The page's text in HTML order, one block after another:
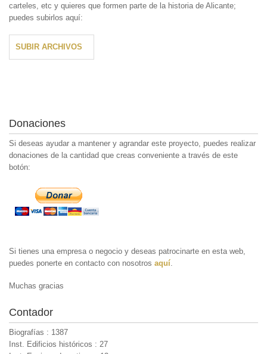
carteles, etc y quieres que formen parte de la historia de Alicante;
puedes subirlos aquí:
SUBIR ARCHIVOS
Donaciones
Si deseas ayudar a mantener y agrandar este proyecto, puedes realizar
donaciones de la cantidad que creas conveniente a través de este
botón:
Si tienes una empresa o negocio y deseas patrocinarte en esta web,
puedes ponerte en contacto con nosotros aquí
Muchas gracias
Contador
Biografías : 1387
Inst. Edificios históricos : 27